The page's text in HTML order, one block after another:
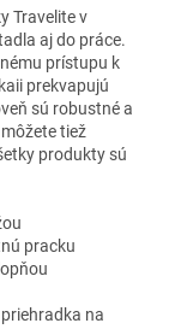
Travelite v
aj do práce.
prístupu k
prekvapujú
sú robustné a
tiež
produkty sú
pracku
na